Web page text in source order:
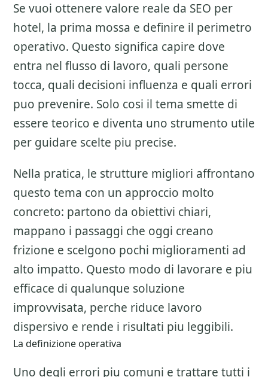
Se vuoi ottenere valore reale da SEO per
hotel, la prima mossa e definire il perimetro
operativo. Questo significa capire dove
entra nel flusso di lavoro, quali persone
tocca, quali decisioni influenza e quali errori
puo prevenire. Solo cosi il tema smette di
essere teorico e diventa uno strumento utile
per guidare scelte piu precise.
Nella pratica, le strutture migliori affrontano
questo tema con un approccio molto
concreto: partono da obiettivi chiari,
mappano i passaggi che oggi creano
frizione e scelgono pochi miglioramenti ad
alto impatto. Questo modo di lavorare e piu
efficace di qualunque soluzione
improvvisata, perche riduce lavoro
dispersivo e rende i risultati piu leggibili.
La definizione operativa
Uno degli errori piu comuni e trattare tutti i